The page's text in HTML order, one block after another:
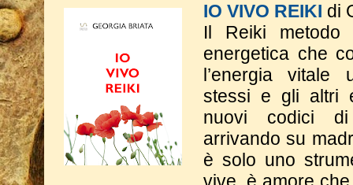
IO VIVO REIKI di
Il Reiki
energetica che
l’energia vitale
stessi e gli altri
nuovi codici
arrivando su
è solo uno